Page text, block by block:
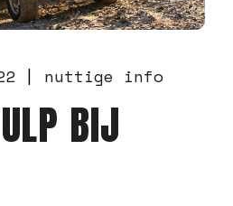
nuttige info
BIJ